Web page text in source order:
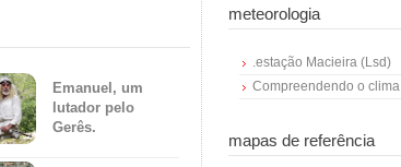
Emanuel, um
lutador pelo
Gerês.
meteorologia
.estação Macieira (Lsd)
Compreendendo o clima
mapas de referência